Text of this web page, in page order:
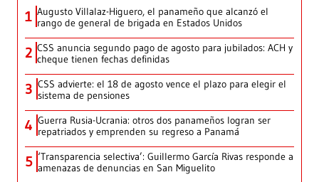
1 Augusto Villalaz-Higuero, el panameño que alcanzó el
rango de general de brigada en Estados Unidos
2 CSS anuncia segundo pago de agosto para jubilados: ACH y
cheque tienen fechas definidas
3 CSS advierte: el 18 de agosto vence el plazo para elegir el
sistema de pensiones
4 Guerra Rusia-Ucrania: otros dos panameños logran ser
repatriados y emprenden su regreso a Panamá
5 ‘Transparencia selectiva’: Guillermo García Rivas responde a
amenazas de denuncias en San Miguelito